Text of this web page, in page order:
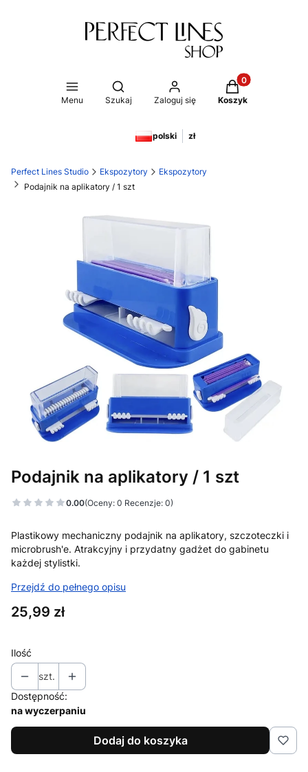
Menu
Otwórz wyszukiwarkę
Szukaj Zaloguj się
Produkty w
Koszyk
polski zł
Perfect Lines Studio Ekspozytory
Ekspozytory
Podajnik na aplikatory / 1 szt
Podajnik na aplikatory / 1 szt
0.00(Oceny: 0 Recenzje: 0)
Plastikowy mechaniczny podajnik na aplikatory, szczoteczki i
microbrush'e. Atrakcyjny i przydatny gadżet do gabinetu
każdej stylistki.
Przejdź do pełnego opisu
Cena
25,99 zł
Ilość
szt.
Dostępność:
na wyczerpaniu
Dodaj do koszyka